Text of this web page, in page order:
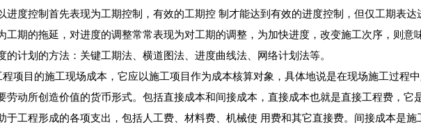
进度控制首先表现为工期控制，有效的工期控 制才能达到有效的进度控制，但仅工期表达
工期的拖延，对进度的调整常常表现为对工期的调整，为加快进度，改变施工次序，则意
计划的方法：关键工期法、横道图法、进度曲线法、网络计划法等。
目的施工现场成本，它应以施工项目作为成本核算对象，具体地说是在现场施工过程
劳动所创造价值的货币形式。包括直接成本和间接成本，直接成本也就是直接工程费，它
于工程形成的各项支出，包括人工费、材料费、机械使 用费和其它直接费。间接成本是施